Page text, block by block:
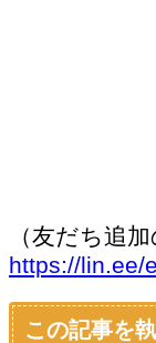
（友だち追加
https://lin.ee/
この記事を